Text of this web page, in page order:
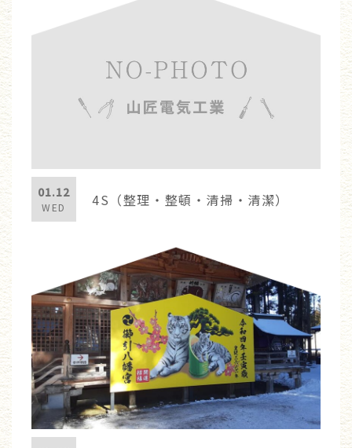
01.12
WED 4S（整理・整頓・清掃・清潔）